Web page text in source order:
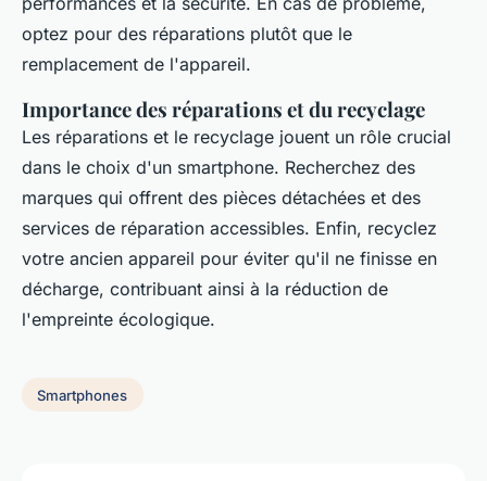
optez pour des réparations plutôt que le
remplacement de l'appareil.
Importance des réparations et du recyclage
Les réparations et le recyclage jouent un rôle crucial
dans le choix d'un smartphone. Recherchez des
marques qui offrent des pièces détachées et des
services de réparation accessibles. Enfin, recyclez
votre ancien appareil pour éviter qu'il ne finisse en
décharge, contribuant ainsi à la réduction de
l'empreinte écologique.
Smartphones